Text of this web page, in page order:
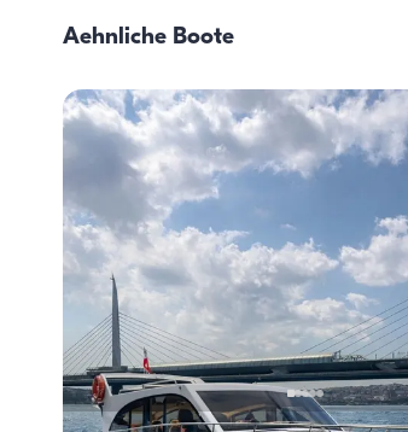
Zubereitung der Mahlzeiten übernimmt
Aehnliche Boote